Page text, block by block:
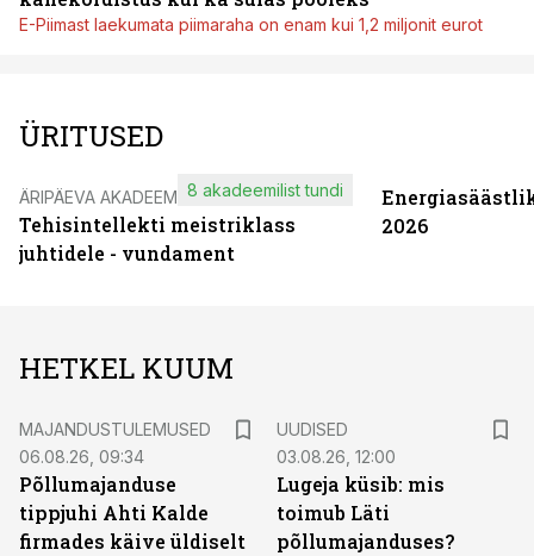
E-Piimast laekumata piimaraha on enam kui 1,2 miljonit eurot
ÜRITUSED
ÄRIPÄEVA AKADEEMIA
Tehisintellekti meistriklass
juhtidele - vundament
8 akadeemilist tundi
2026
HETKEL KUUM
MAJANDUSTULEMUSED
06.08.26, 09:34
Põllumajanduse
tippjuhi Ahti Kalde
firmades käive üldiselt
UUDISED
03.08.26, 12:00
Lugeja küsib: mis
toimub Läti
põllumajanduses?